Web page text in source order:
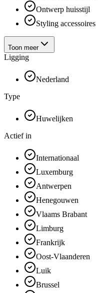
Ontwerp huisstijl
Styling accessoires
Toon meer
Ligging
Nederland
Type
Huwelijken
Actief in
Internationaal
Luxemburg
Antwerpen
Henegouwen
Vlaams Brabant
Limburg
Frankrijk
Oost-Vlaanderen
Luik
Brussel